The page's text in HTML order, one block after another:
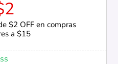
$2 OFF en compras
a $15